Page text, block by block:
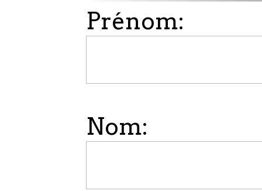
Prénom:
Nom: